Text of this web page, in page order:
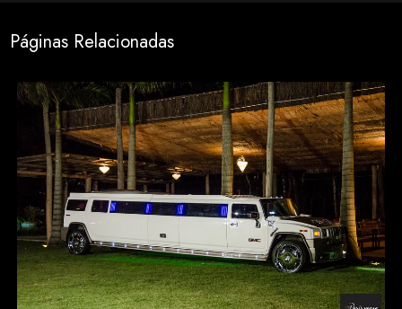
Páginas Relacionadas